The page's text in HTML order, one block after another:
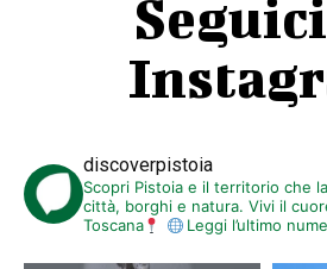
discoverpistoia
Scopri Pistoia e il territorio che
città, borghi e natura. Vivi il
Toscana
Leggi l’ultimo